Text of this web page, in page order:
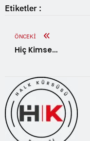
Etiketler :
ÖNCEKI
Hiç Kimse…